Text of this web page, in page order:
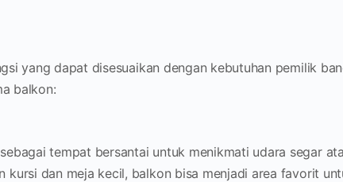
yang dapat disesuaikan dengan kebutuhan pemilik
balkon:
tempat bersantai untuk menikmati udara segar
kursi dan meja kecil, balkon bisa menjadi area favorit